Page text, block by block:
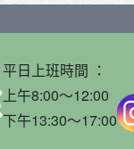
平日上班時間 ：
上午8:00～12:00
下午13:30～17:00